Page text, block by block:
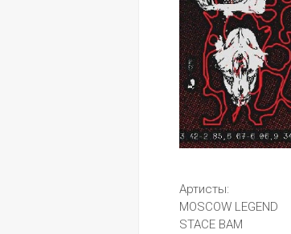
Артисты:
MOSCOW LEGEND
STACE BAM